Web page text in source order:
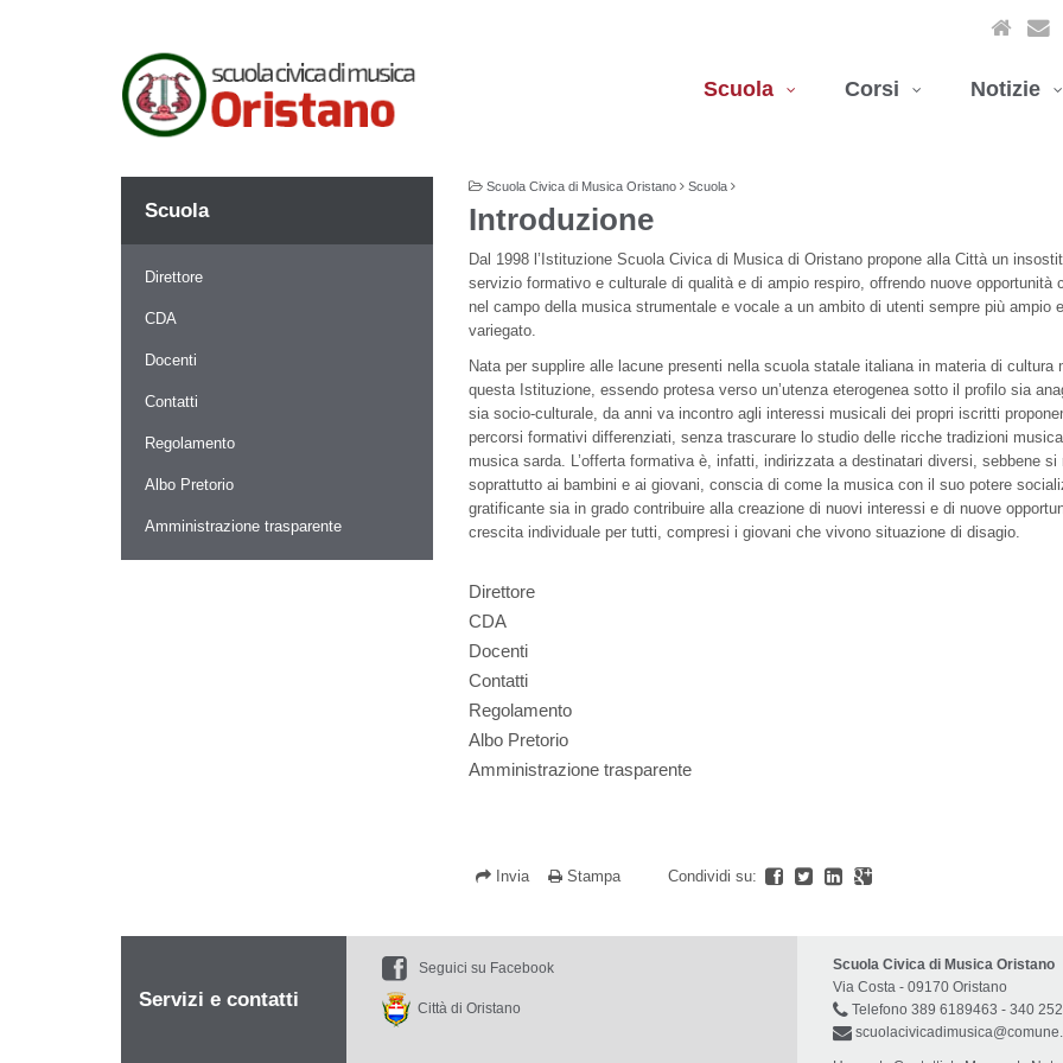
Scuola Corsi Notizie
Scuola
Direttore
CDA
Docenti
Contatti
Regolamento
Albo Pretorio
Amministrazione trasparente
Scuola Civica di Musica Oristano Scuola
Introduzione
Dal 1998 l’Istituzione Scuola Civica di Musica di Oristano propone alla Città un
servizio formativo e culturale di qualità e di ampio respiro, offrendo nuove opportunità
nel campo della musica strumentale e vocale a un ambito di utenti sempre più ampio e
variegato.
Nata per supplire alle lacune presenti nella scuola statale italiana in materia di cultura
questa Istituzione, essendo protesa verso un’utenza eterogenea sotto il profilo sia
sia socio-culturale, da anni va incontro agli interessi musicali dei propri iscritti
percorsi formativi differenziati, senza trascurare lo studio delle ricche tradizioni
musica sarda. L’offerta formativa è, infatti, indirizzata a destinatari diversi, sebbene si
soprattutto ai bambini e ai giovani, conscia di come la musica con il suo potere
gratificante sia in grado contribuire alla creazione di nuovi interessi e di nuove
crescita individuale per tutti, compresi i giovani che vivono situazione di disagio.
Direttore
CDA
Docenti
Contatti
Regolamento
Albo Pretorio
Amministrazione trasparente
Invia Stampa Condividi su:
Servizi e contatti
Seguici su Facebook
Città di Oristano
Scuola Civica di Musica Oristano
Via Costa - 09170 Oristano
Telefono 389 6189463 - 340